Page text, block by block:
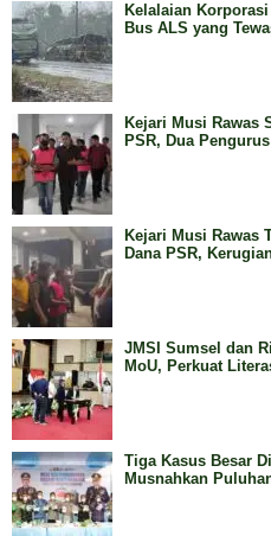
Kelalaian
Bus ALS yang
Kejari Musi Rawas
PSR, Dua
Kejari Musi Rawas
Dana PSR,
JMSI Sumsel dan
MoU, Perkuat
Tiga Kasus Besar
Musnahkan